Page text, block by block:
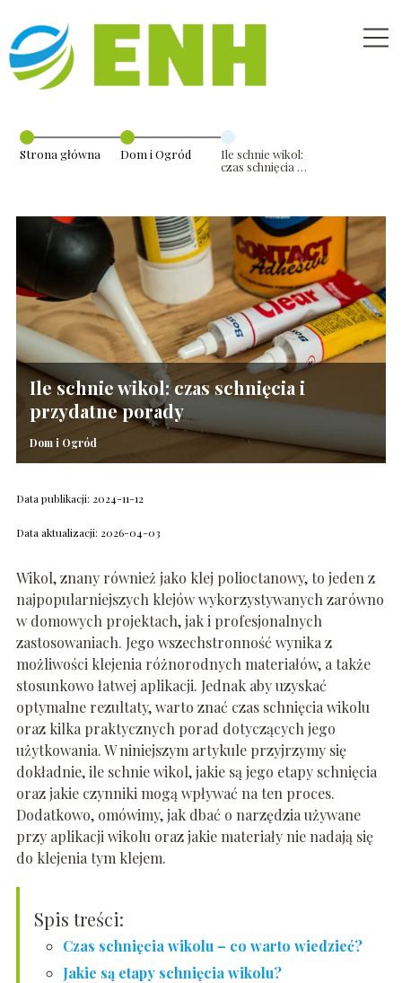
Strona główna Dom i Ogród
Ile schnie wikol:
czas schnięcia i
Ile schnie wikol: czas schnięcia i
przydatne porady
Dom i Ogród
Data publikacji: 2024-11-12
Data aktualizacji: 2026-04-03
Wikol, znany również jako klej polioctanowy, to jeden z
najpopularniejszych klejów wykorzystywanych zarówno
w domowych projektach, jak i profesjonalnych
zastosowaniach. Jego wszechstronność wynika z
możliwości klejenia różnorodnych materiałów, a także
stosunkowo łatwej aplikacji. Jednak aby uzyskać
optymalne rezultaty, warto znać czas schnięcia wikolu
oraz kilka praktycznych porad dotyczących jego
użytkowania. W niniejszym artykule przyjrzymy się
dokładnie, ile schnie wikol, jakie są jego etapy schnięcia
oraz jakie czynniki mogą wpływać na ten proces.
Dodatkowo, omówimy, jak dbać o narzędzia używane
przy aplikacji wikolu oraz jakie materiały nie nadają się
do klejenia tym klejem.
Spis treści:
Czas schnięcia wikolu – co warto wiedzieć?
Jakie są etapy schnięcia wikolu?